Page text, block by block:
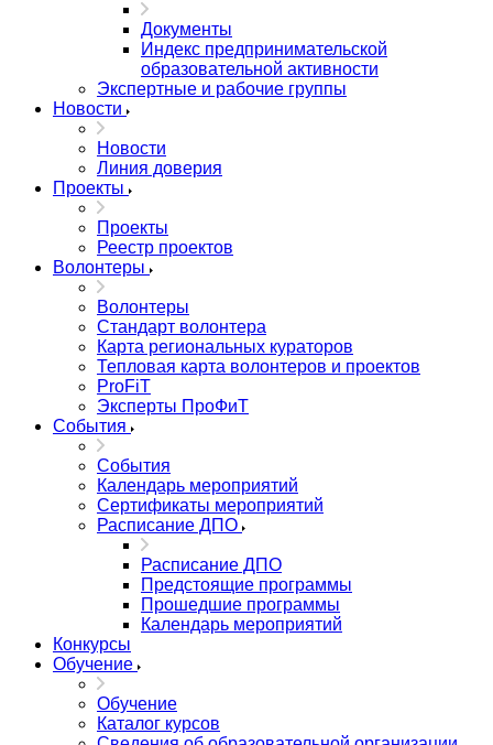
Документы
Индекс предпринимательской
образовательной активности
Экспертные и рабочие группы
Новости
Новости
Линия доверия
Проекты
Проекты
Реестр проектов
Волонтеры
Волонтеры
Стандарт волонтера
Карта региональных кураторов
Тепловая карта волонтеров и проектов
ProFiT
Эксперты ПроФиТ
События
События
Календарь мероприятий
Сертификаты мероприятий
Расписание ДПО
Расписание ДПО
Предстоящие программы
Прошедшие программы
Календарь мероприятий
Конкурсы
Обучение
Обучение
Каталог курсов